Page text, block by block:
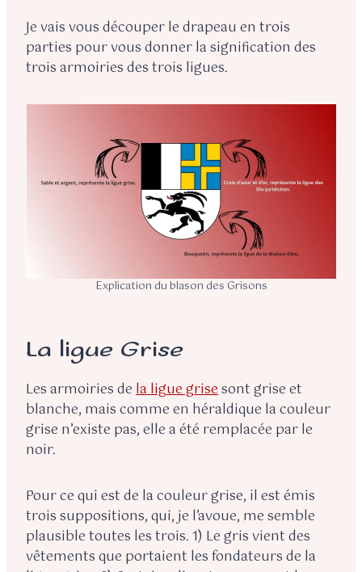
Je vais vous découper le drapeau en trois
parties pour vous donner la signification des
trois armoiries des trois ligues.
Explication du blason des Grisons
La ligue Grise
Les armoiries dela ligue grisesont grise et
blanche, mais comme en héraldique la couleur
grise n’existe pas, elle a été remplacée par le
noir.
Pour ce qui est de la couleur grise, il est émis
trois suppositions, qui, je l’avoue, me semble
plausible toutes les trois. 1) Le gris vient des
vêtements que portaient les fondateurs de la